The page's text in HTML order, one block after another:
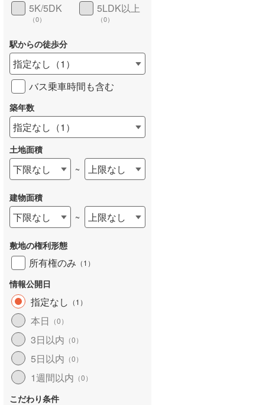
5K/5DK
（0）
5LDK以上
（0）
駅からの徒歩分
指定なし （1 ）
バス乗車時間も含む
築年数
指定なし （1 ）
土地面積
下限なし ~ 上限なし
建物面積
下限なし ~ 上限なし
敷地の権利形態
所有権のみ （1 ）
情報公開日
指定なし （1 ）
本日 （0）
3日以内 （0）
5日以内 （0）
1週間以内 （0）
こだわり条件